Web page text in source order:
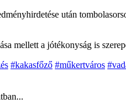
után
mellett a jótékonyság is
#kakasfőző #műkertváros